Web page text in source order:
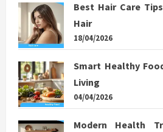
Best Hair Care
Hair
18/04/2026
Smart Healthy
Living
04/04/2026
Modern Health